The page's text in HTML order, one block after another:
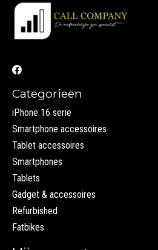
Categorieën
iPhone 16 serie
Smartphone accessoires
Tablet accessoires
Smartphones
Tablets
Gadget & accessoires
Refurbished
Fatbikes